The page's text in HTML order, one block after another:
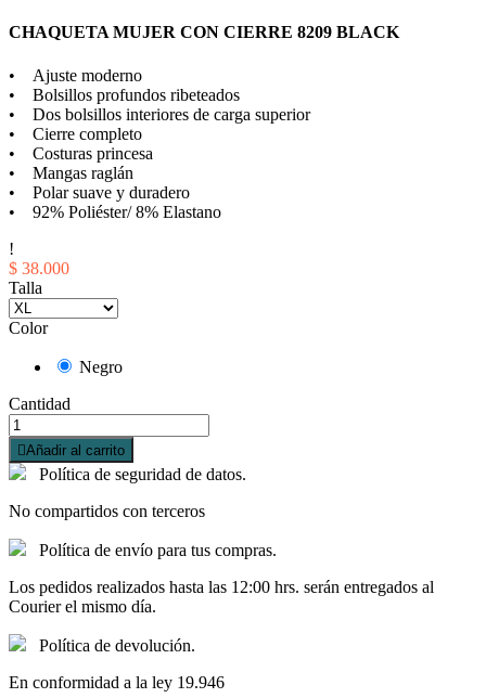
CHAQUETA MUJER CON CIERRE 8209 BLACK
• Ajuste moderno
• Bolsillos profundos ribeteados
• Dos bolsillos interiores de carga superior
• Cierre completo
• Costuras princesa
• Mangas raglán
• Polar suave y duradero
• 92% Poliéster/ 8% Elastano
!
$ 38.000
Talla
Color
Negro
Cantidad
Añadir al carrito
Política de seguridad de datos.
No compartidos con terceros
Política de envío para tus compras.
Los pedidos realizados hasta las 12:00 hrs. serán entregados al
Courier el mismo día.
Política de devolución.
En conformidad a la ley 19.946